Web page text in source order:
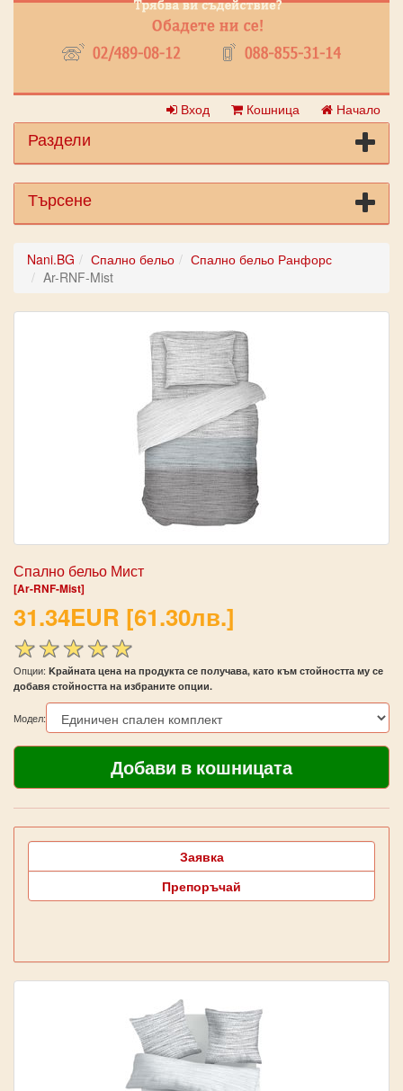
Вход Кошница Начало
Раздели
Търсене
Nani.BG Спално бельо
Спално бельо Ранфорс
Ar-RNF-Mist
Спално бельо Мист
[Ar-RNF-Mist]
31.34EUR [61.30лв.]
Опции: Kрайната цена на продукта се получава, като към стойността му се
добавя стойността на избраните опции.
Модел:
Заявка
Препоръчай